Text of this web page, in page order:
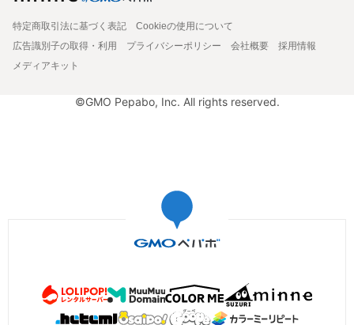
特定商取引法に基づく表記
Cookieの使用について
広告識別子の取得・利用
プライバシーポリシー 会社概要
採用情報
メディアキット
©GMO Pepabo, Inc. All rights reserved.